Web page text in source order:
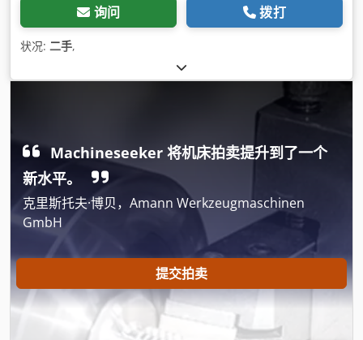
询问 拨打
状况: 二手,
Machineseeker 将机床拍卖提升到了一个
新水平。
克里斯托夫·博贝，Amann Werkzeugmaschinen
GmbH
提交拍卖